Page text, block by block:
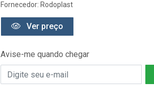
Fornecedor: Rodoplast
Ver preço
Avise-me quando chegar